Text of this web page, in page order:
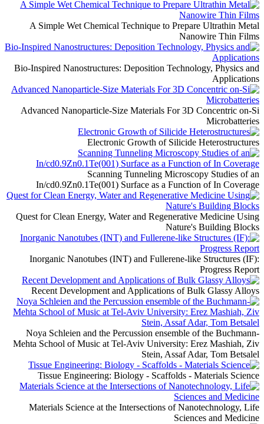
A Simple Wet Chemical Technique to Prepare Ultrathin Metal
Nanowire Thin Films
Bio-Inspired Nanostructures: Deposition Technology, Physics and
Applications
Advanced Nanoparticle-Size Materials For 3D Concentric on-Si
Microbatteries
Electronic Growth of Silicide Heterostructures
Scanning Tunneling Microscopy Studies of an
In/cd0.9Zn0.1Te(001) Surface as a Function of In Coverage
Quest for Clean Energy, Water and Regenerative Medicine Using
Nature's Building Blocks
Inorganic Nanotubes (INT) and Fullerene-like Structures (IF):
Progress Report
Recent Development and Applications of Bulk Glassy Alloys
Noya Schleien and the Percussion ensemble of the Buchmann-
Mehta School of Music at Tel-Aviv University: Erez Mashiah, Ziv
Stein, Assaf Adar, Tom Betsalel
Tissue Engineering: Biology - Scaffolds - Materials Science
Materials Science at the Intersections of Nanotechnology, Life
Sciences and Medicine